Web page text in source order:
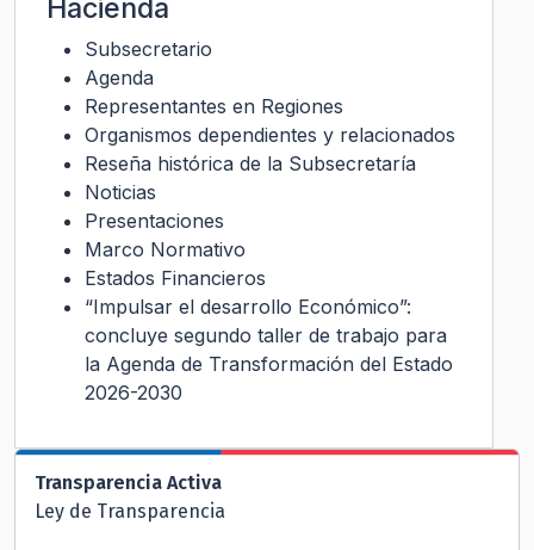
Hacienda
Subsecretario
Agenda
Representantes en Regiones
Organismos dependientes y relacionados
Reseña histórica de la Subsecretaría
Noticias
Presentaciones
Marco Normativo
Estados Financieros
“Impulsar el desarrollo Económico”:
concluye segundo taller de trabajo para
la Agenda de Transformación del Estado
2026-2030
Transparencia Activa
Ley de Transparencia